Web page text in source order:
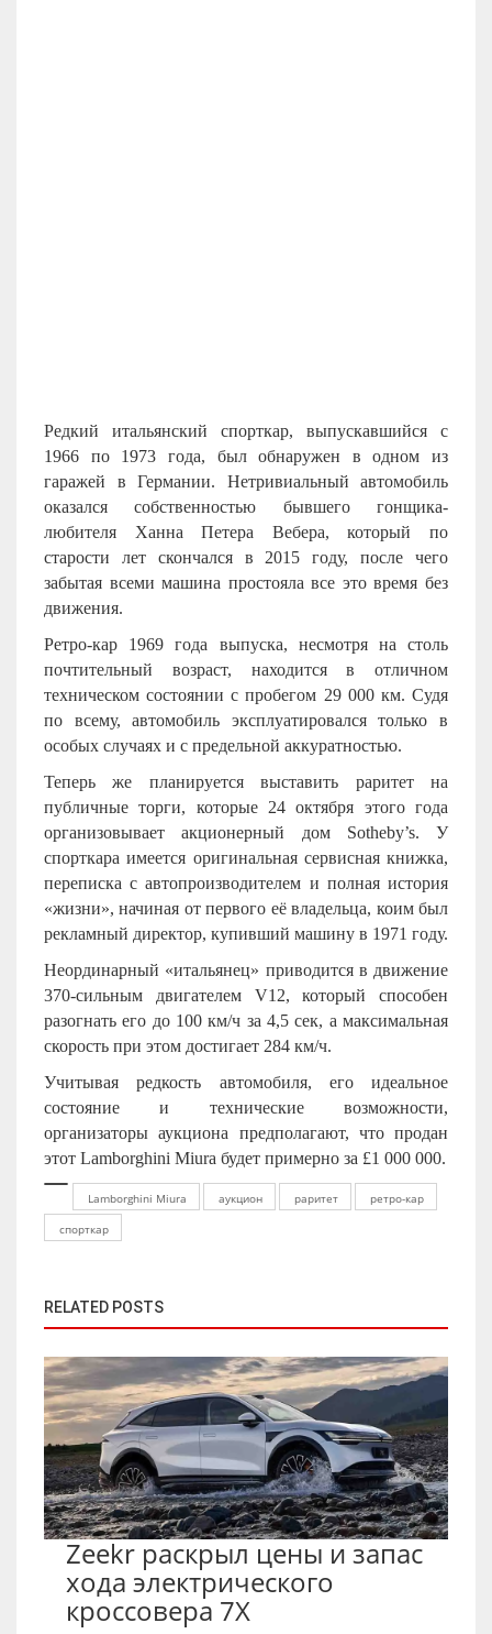
Редкий итальянский спорткар, выпускавшийся с
1966 по 1973 года, был обнаружен в одном из
гаражей в Германии. Нетривиальный автомобиль
оказался собственностью бывшего гонщика-
любителя Ханна Петера Вебера, который по
старости лет скончался в 2015 году, после чего
забытая всеми машина простояла все это время без
движения.
Ретро-кар 1969 года выпуска, несмотря на столь
почтительный возраст, находится в отличном
техническом состоянии с пробегом 29 000 км. Судя
по всему, автомобиль эксплуатировался только в
особых случаях и с предельной аккуратностью.
Теперь же планируется выставить раритет на
публичные торги, которые 24 октября этого года
организовывает акционерный дом Sotheby’s. У
спорткара имеется оригинальная сервисная книжка,
переписка с автопроизводителем и полная история
«жизни», начиная от первого её владельца, коим был
рекламный директор, купивший машину в 1971 году.
Неординарный «итальянец» приводится в движение
370-сильным двигателем V12, который способен
разогнать его до 100 км/ч за 4,5 сек, а максимальная
скорость при этом достигает 284 км/ч.
Учитывая редкость автомобиля, его идеальное
состояние и технические возможности,
организаторы аукциона предполагают, что продан
этот Lamborghini Miura будет примерно за £1 000 000.
Lamborghini Miura аукцион раритет
ретро-кар
спорткар
RELATED POSTS
Zeekr раскрыл цены и запас
хода электрического
кроссовера 7X